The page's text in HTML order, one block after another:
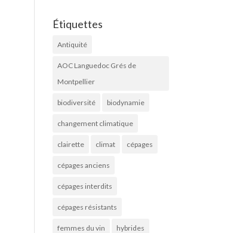
Étiquettes
Antiquité
AOC Languedoc Grés de
Montpellier
biodiversité biodynamie
changement climatique
clairette climat cépages
cépages anciens
cépages interdits
cépages résistants
femmes du vin hybrides